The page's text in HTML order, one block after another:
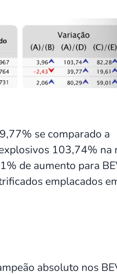
se comparado a
103,74% na
de aumento para
emplacados
absoluto nos